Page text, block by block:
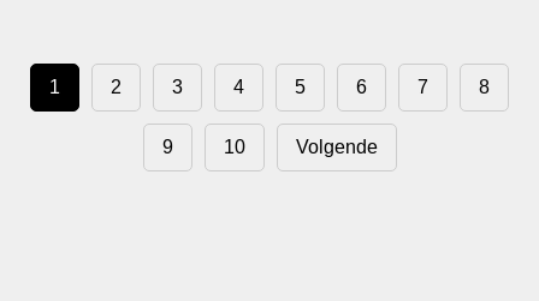
1 2 3 4 5 6 7 8
9 10 Volgende